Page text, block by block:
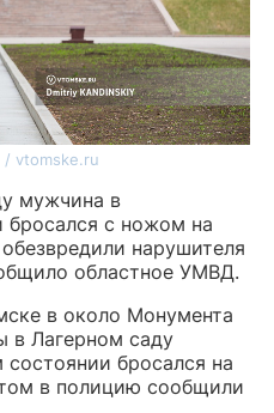
/ vtomske.ru
мужчина в
бросался с ножом на
нарушителя
областное УМВД.
в около Монумента
в Лагерном саду
бросался на
в полицию сообщили